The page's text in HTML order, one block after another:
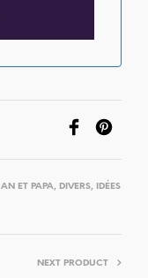
ET PAPA, DIVERS, IDÉES
NEXT PRODUCT